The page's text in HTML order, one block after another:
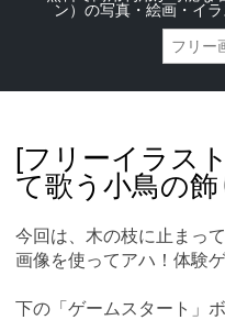
ン）の写真・絵画・イ
content[フリーイラス
て歌う小鳥の
今回は、木の枝に止まっ
画像を使ってアハ！体験
下の「ゲームスタート」